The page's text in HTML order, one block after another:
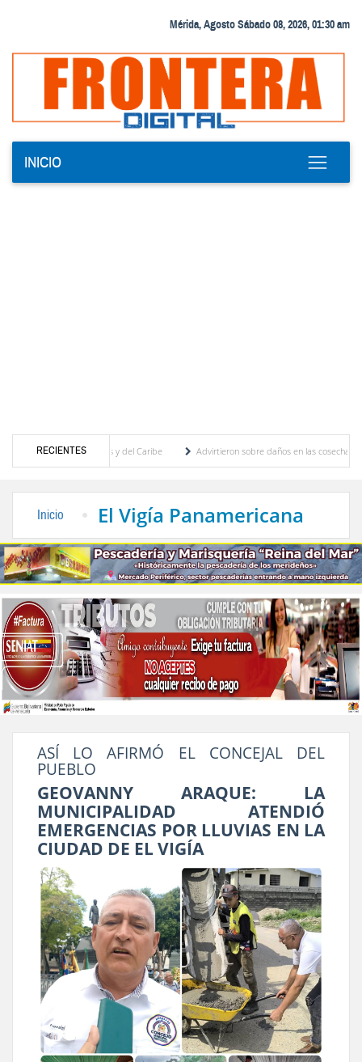
Mérida, Agosto Sábado 08, 2026, 01:30 am
INICIO
RECIENTES
Centroamericanos y del Caribe
Advirtieron sobre daños en las cosechas de los
Inicio El Vigía Panamericana
ASÍ LO AFIRMÓ EL CONCEJAL DEL
PUEBLO
GEOVANNY ARAQUE: LA
MUNICIPALIDAD ATENDIÓ
EMERGENCIAS POR LLUVIAS EN LA
CIUDAD DE EL VIGÍA